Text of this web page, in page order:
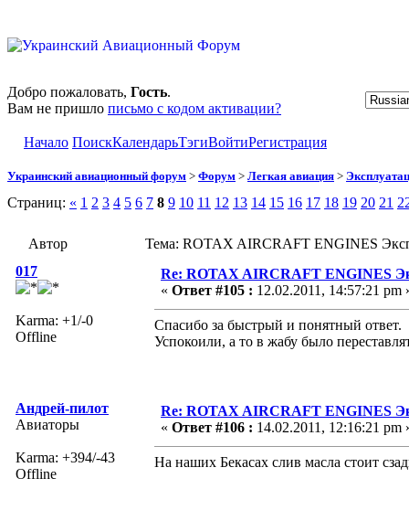
Добро пожаловать, Гость.
Вам не пришло письмо с кодом активации?
Начало ПоискКалендарьТэгиВойтиРегистрация
Украинский авиационный форум > Форум > Легкая авиация >
Страниц: « 1 2 3 4 5 6 7 8 9 10 11 12 13 14 15 16 17 18 19 20 21
Автор
Тема: ROTAX AIRCRAFT ENGINES
017
Karma: +1/-0
Offline
Re: ROTAX AIRCRAFT ENGINES
« Ответ #105 : 12.02.2011, 14:57:21 pm
Спасибо за быстрый и понятный ответ.
Успокоили, а то в жабу было
Андрей-пилот
Авиаторы
Karma: +394/-43
Offline
Re: ROTAX AIRCRAFT ENGINES
« Ответ #106 : 14.02.2011, 12:16:21 pm
На наших Бекасах слив масла стоит